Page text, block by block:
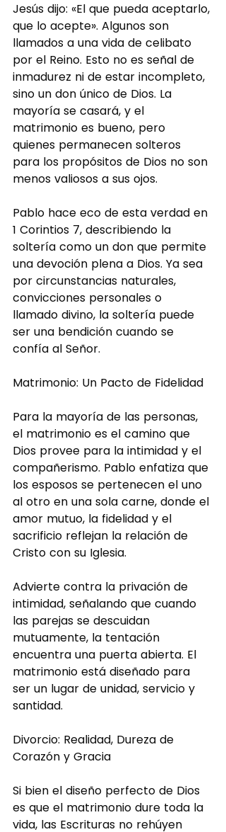
Jesús dijo: «El que pueda aceptarlo,
que lo acepte». Algunos son
llamados a una vida de celibato
por el Reino. Esto no es señal de
inmadurez ni de estar incompleto,
sino un don único de Dios. La
mayoría se casará, y el
matrimonio es bueno, pero
quienes permanecen solteros
para los propósitos de Dios no son
menos valiosos a sus ojos.
Pablo hace eco de esta verdad en
1 Corintios 7, describiendo la
soltería como un don que permite
una devoción plena a Dios. Ya sea
por circunstancias naturales,
convicciones personales o
llamado divino, la soltería puede
ser una bendición cuando se
confía al Señor.
Matrimonio: Un Pacto de Fidelidad
Para la mayoría de las personas,
el matrimonio es el camino que
Dios provee para la intimidad y el
compañerismo. Pablo enfatiza que
los esposos se pertenecen el uno
al otro en una sola carne, donde el
amor mutuo, la fidelidad y el
sacrificio reflejan la relación de
Cristo con su Iglesia.
Advierte contra la privación de
intimidad, señalando que cuando
las parejas se descuidan
mutuamente, la tentación
encuentra una puerta abierta. El
matrimonio está diseñado para
ser un lugar de unidad, servicio y
santidad.
Divorcio: Realidad, Dureza de
Corazón y Gracia
Si bien el diseño perfecto de Dios
es que el matrimonio dure toda la
vida, las Escrituras no rehúyen